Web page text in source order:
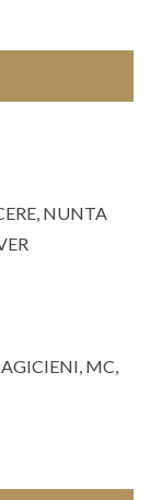
NUNTA
MC,